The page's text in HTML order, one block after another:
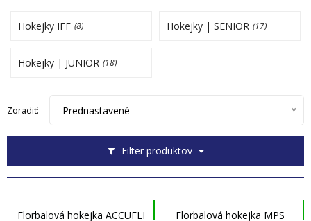
Hokejky IFF (8) Hokejky | SENIOR (17)
Hokejky | JUNIOR (18)
Filter produktov
Zoradiť: Prednastavené
Florbalová hokejka ACCUFLI
Florbalová hokejka MPS